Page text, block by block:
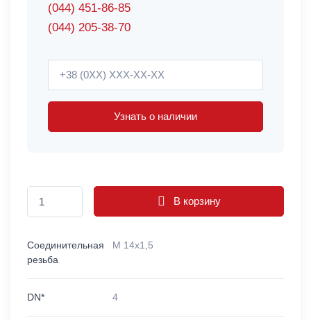
(044) 451-86-85
(044) 205-38-70
Узнать о наличии
В корзину
Соединительная
резьба
M 14x1,5
DN* 4